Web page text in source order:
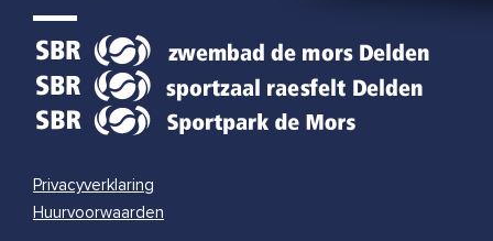
Privacyverklaring
Huurvoorwaarden